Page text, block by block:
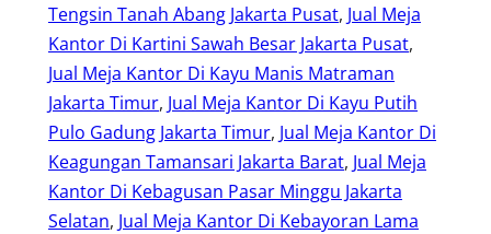
Tengsin Tanah Abang Jakarta Pusat, Jual Meja
Kantor Di Kartini Sawah Besar Jakarta Pusat
Jual Meja Kantor Di Kayu Manis Matraman
Jakarta Timur, Jual Meja Kantor Di Kayu Putih
Pulo Gadung Jakarta Timur, Jual Meja Kantor Di
Keagungan Tamansari Jakarta Barat, Jual Meja
Kantor Di Kebagusan Pasar Minggu Jakarta
Selatan, Jual Meja Kantor Di Kebayoran Lama